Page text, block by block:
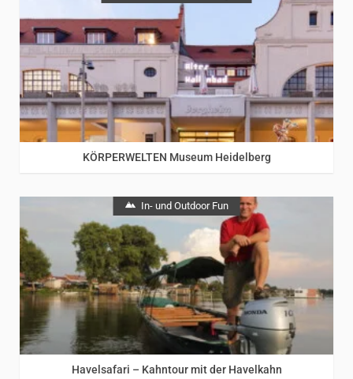
KÖRPERWELTEN Museum Heidelberg
In- und Outdoor Fun
Havelsafari – Kahntour mit der Havelkahn